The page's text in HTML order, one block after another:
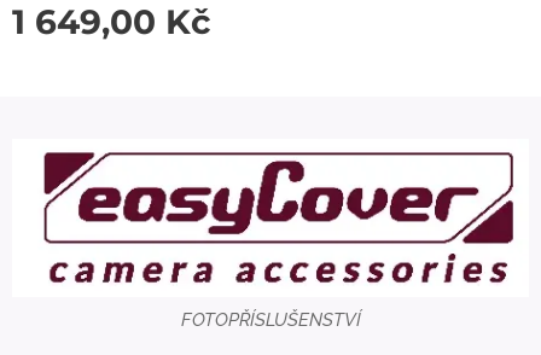
1 649,00 Kč
FOTOPŘÍSLUŠENSTVÍ